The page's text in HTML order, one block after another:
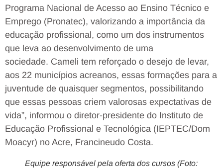
Programa Nacional de Acesso ao Ensino Técnico e
Emprego (Pronatec), valorizando a importância da
educação profissional, como um dos instrumentos
que leva ao desenvolvimento de uma
sociedade. Cameli tem reforçado o desejo de levar,
aos 22 municípios acreanos, essas formações para a
juventude de quaisquer segmentos, possibilitando
que essas pessoas criem valorosas expectativas de
vida”, informou o diretor-presidente do Instituto de
Educação Profissional e Tecnológica (IEPTEC/Dom
Moacyr) no Acre, Francineudo Costa.
Equipe responsável pela oferta dos cursos (Foto: